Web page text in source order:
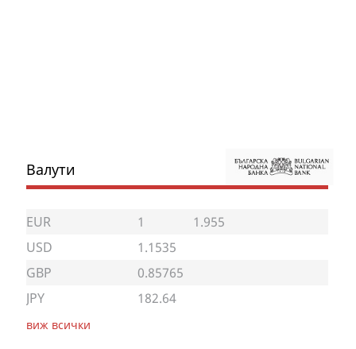
Валути
EUR 1
1.955
USD
1.1535
GBP
0.85765
JPY
182.64
виж всички